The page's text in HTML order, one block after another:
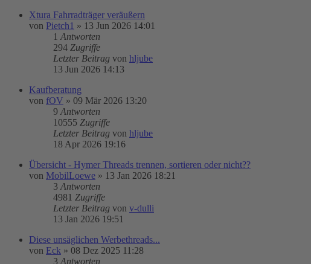
Xtura Fahrradträger veräußern
von Pietch1 » 13 Jun 2026 14:01
1 Antworten
294 Zugriffe
Letzter Beitrag von hljube
13 Jun 2026 14:13
Kaufberatung
von fOV » 09 Mär 2026 13:20
9 Antworten
10555 Zugriffe
Letzter Beitrag von hljube
18 Apr 2026 19:16
Übersicht - Hymer Threads trennen, sortieren oder nicht??
von MobilLoewe » 13 Jan 2026 18:21
3 Antworten
4981 Zugriffe
Letzter Beitrag von v-dulli
13 Jan 2026 19:51
Diese unsäglichen Werbethreads...
von Eck » 08 Dez 2025 11:28
3 Antworten